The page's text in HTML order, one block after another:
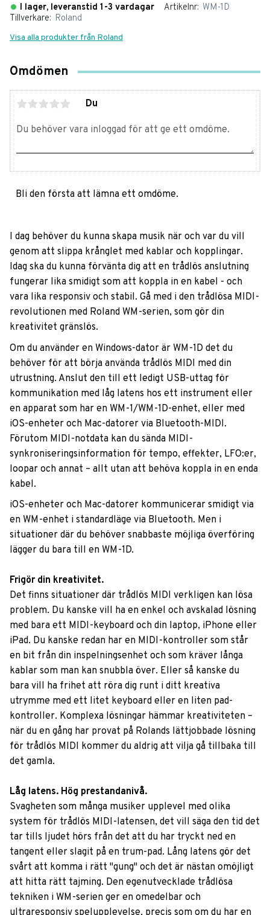
I lager, leveranstid 1-3 vardagar Artikelnr WM-1D
Tillverkare
Roland
Visa alla produkter från Roland
Omdömen
Du
Bli den första att lämna ett omdöme.
I dag behöver du kunna skapa musik när och var du vill
genom att slippa krånglet med kablar och kopplingar.
Idag ska du kunna förvänta dig att en trådlös anslutning
fungerar lika smidigt som att koppla in en kabel - och
vara lika responsiv och stabil. Gå med i den trådlösa MIDI-
revolutionen med Roland WM-serien, som gör din
kreativitet gränslös.
Om du använder en Windows-dator är WM-1D det du
behöver för att börja använda trådlös MIDI med din
utrustning. Anslut den till ett ledigt USB-uttag för
kommunikation med låg latens hos ett instrument eller
en apparat som har en WM-1/WM-1D-enhet, eller med
iOS-enheter och Mac-datorer via Bluetooth-MIDI.
Förutom MIDI-notdata kan du sända MIDI-
synkroniseringsinformation för tempo, effekter, LFO:er,
loopar och annat – allt utan att behöva koppla in en enda
kabel.
iOS-enheter och Mac-datorer kommunicerar smidigt via
en WM-enhet i standardläge via Bluetooth. Men i
situationer där du behöver snabbaste möjliga överföring
lägger du bara till en WM-1D.
Frigör din kreativitet.
Det finns situationer där trådlös MIDI verkligen kan lösa
problem. Du kanske vill ha en enkel och avskalad lösning
med bara ett MIDI-keyboard och din laptop, iPhone eller
iPad. Du kanske redan har en MIDI-kontroller som står
en bit från din inspelningsenhet och som kräver långa
kablar som man kan snubbla över. Eller så kanske du
bara vill ha frihet att röra dig runt i ditt kreativa
utrymme med ett litet keyboard eller en liten pad-
kontroller. Komplexa lösningar hämmar kreativiteten –
när du en gång har provat på Rolands lättjobbade lösning
för trådlös MIDI kommer du aldrig att vilja gå tillbaka till
det gamla.
Låg latens. Hög prestandanivå.
Svagheten som många musiker upplevel med olika
system för trådlös MIDI-latensen, det vill säga den tid det
tar tills ljudet hörs från det att du har tryckt ned en
tangent eller slagit på en trum-pad. Lång latens gör det
svårt att komma i rätt "gung" och det är nästan omöjligt
att hitta rätt tajming. Den egenutvecklade trådlösa
tekniken i WM-serien ger en omedelbar och